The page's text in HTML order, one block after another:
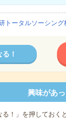
トータルソーシン
！
興味があ
る！」を押しておく